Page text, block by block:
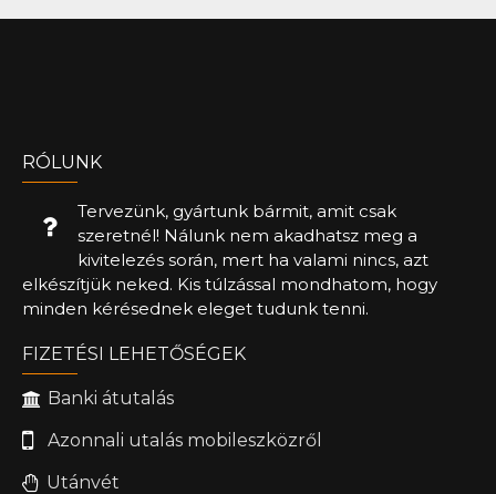
RÓLUNK
Tervezünk, gyártunk bármit, amit csak
szeretnél! Nálunk nem akadhatsz meg a
kivitelezés során, mert ha valami nincs, azt
elkészítjük neked. Kis túlzással mondhatom, hogy
minden kérésednek eleget tudunk tenni.
FIZETÉSI LEHETŐSÉGEK
Banki átutalás
Azonnali utalás mobileszközről
Utánvét